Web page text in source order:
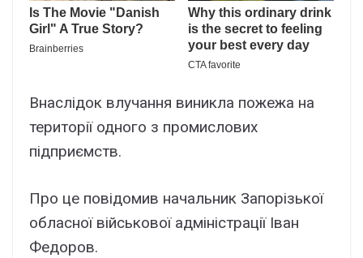
Внаслідок влучання виникла пожежа на
території одного з промислових
підприємств.
Про це повідомив начальник Запорізької
обласної військової адміністрації Іван
Федоров.